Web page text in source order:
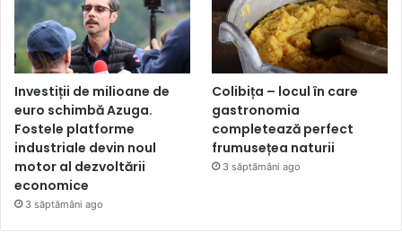
Investiții de milioane de
euro schimbă Azuga.
Fostele platforme
industriale devin noul
motor al dezvoltării
economice
3 săptămâni ago
Colibița – locul în care
gastronomia
completează perfect
frumusețea naturii
3 săptămâni ago